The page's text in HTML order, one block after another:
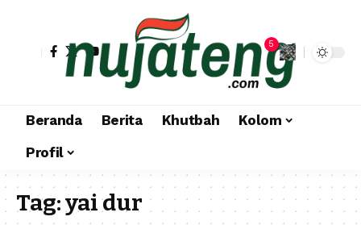
5
Beranda Berita Khutbah
Kolom
Profil
Tag:yai dur